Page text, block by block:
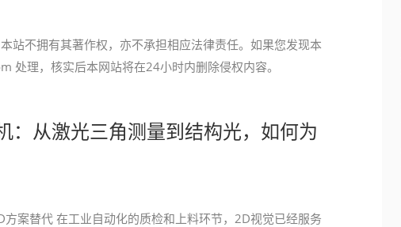
站不拥有其著作权，亦不承担相应法律责任。如果您发现本
处理，核实后本网站将在24小时内删除侵权内容。
：从激光三角测量到结构光，如何为
案替代 在工业自动化的质检和上料环节，2D视觉已经服务